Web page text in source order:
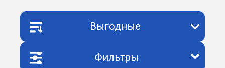
Выгодные
Фильтры